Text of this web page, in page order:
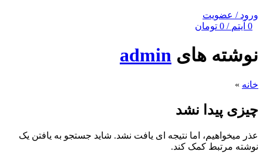
ورود / عضویت
0 آیتم /
0 تومان
نوشته های admin
خانه »
چیزی پیدا نشد
عذر میخواهیم، اما نتیجه ای یافت نشد. شاید جستجو به یافتن یک
نوشته مرتبط کمک کند.